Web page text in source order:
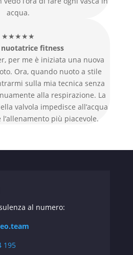
acqua.
per me è iniziata una nuova
Ora, quando nuoto a stile
sulla mia tecnica senza
alla respirazione. La
valvola impedisce all’acqua
più piacevole.
★★★★★
nuotatrice fitness
al numero:
195